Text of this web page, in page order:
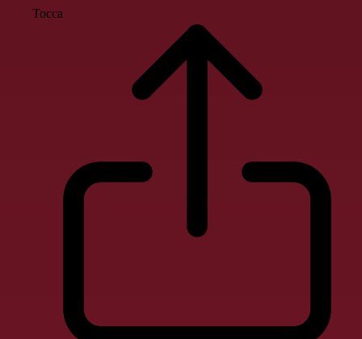
Tocca